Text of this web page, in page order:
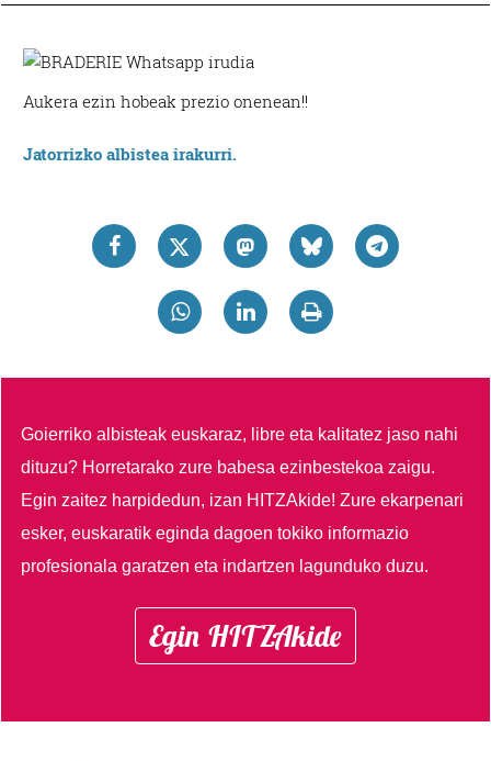
Aukera ezin hobeak prezio onenean!!
Jatorrizko albistea irakurri.
Goierriko albisteak euskaraz, libre eta kalitatez jaso nahi
dituzu? Horretarako zure babesa ezinbestekoa zaigu.
Egin zaitez harpidedun, izan HITZAkide!Zure ekarpenari
esker, euskaratik eginda dagoen tokiko informazio
profesionala garatzen eta indartzen lagunduko duzu.
Egin HITZAkide